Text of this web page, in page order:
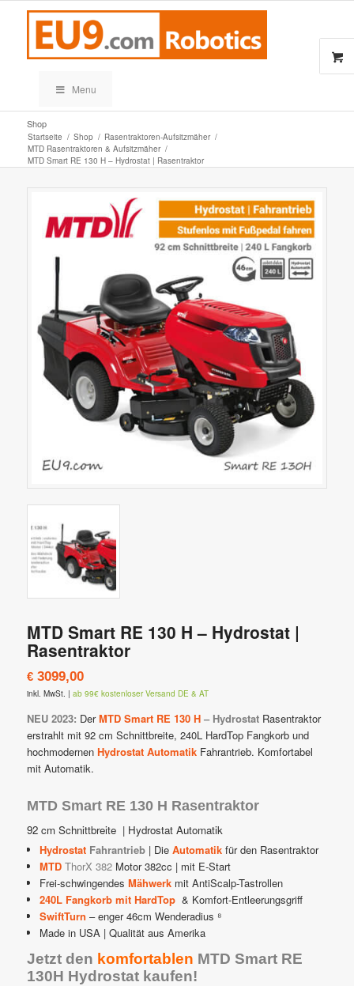
Menu
Shop
Startseite / Shop / Rasentraktoren-Aufsitzmäher /
MTD Rasentraktoren & Aufsitzmäher /
MTD Smart RE 130 H – Hydrostat | Rasentraktor
MTD Smart RE 130 H – Hydrostat |
Rasentraktor
€3099,00
inkl. MwSt. | ab 99€ kostenloser Versand DE & AT
NEU 2023: DerMTD Smart RE 130 H – HydrostatRasentraktor
erstrahlt mit 92 cm Schnittbreite, 240L HardTop Fangkorb und
hochmodernen Hydrostat AutomatikFahrantrieb. Komfortabel
mit Automatik.
MTD Smart RE 130 H Rasentraktor
92 cm Schnittbreite | Hydrostat Automatik
Hydrostat Fahrantrieb | DieAutomatik für den Rasentraktor
MTD ThorX 382 Motor 382cc | mit E-Start
Frei-schwingendesMähwerk mit AntiScalp-Tastrollen
240L Fangkorb mit HardTop & Komfort-Entleerungsgriff
SwiftTurn – enger 46cm Wenderadius ⁸
Made in USA | Qualität aus Amerika
Jetzt den komfortablen MTD Smart RE
130H Hydrostat kaufen!